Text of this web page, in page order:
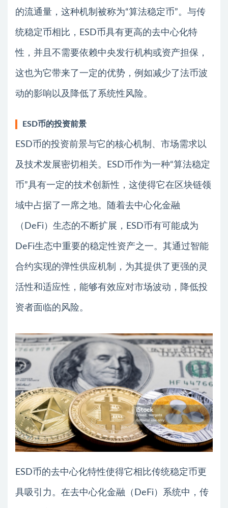
的流通量，这种机制被称为“算法稳定币”。与传
统稳定币相比，ESD币具有更高的去中心化特
性，并且不需要依赖中央发行机构或资产担保，
这也为它带来了一定的优势，例如减少了法币波
动的影响以及降低了系统性风险。
ESD币的投资前景
ESD币的投资前景与它的核心机制、市场需求以
及技术发展密切相关。ESD币作为一种“算法稳定
币”具有一定的技术创新性，这使得它在区块链领
域中占据了一席之地。随着去中心化金融
（DeFi）生态的不断扩展，ESD币有可能成为
DeFi生态中重要的稳定性资产之一。其通过智能
合约实现的弹性供应机制，为其提供了更强的灵
活性和适应性，能够有效应对市场波动，降低投
资者面临的风险。
ESD币的去中心化特性使得它相比传统稳定币更
具吸引力。在去中心化金融（DeFi）系统中，传